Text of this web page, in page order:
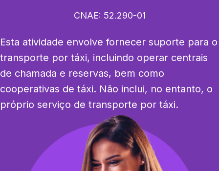
CNAE: 52.290-01
Esta atividade envolve fornecer suporte para o
transporte por táxi, incluindo operar centrais
de chamada e reservas, bem como
cooperativas de táxi. Não inclui, no entanto, o
próprio serviço de transporte por táxi.